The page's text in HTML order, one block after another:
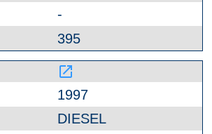
-
395
launch
1997
DIESEL